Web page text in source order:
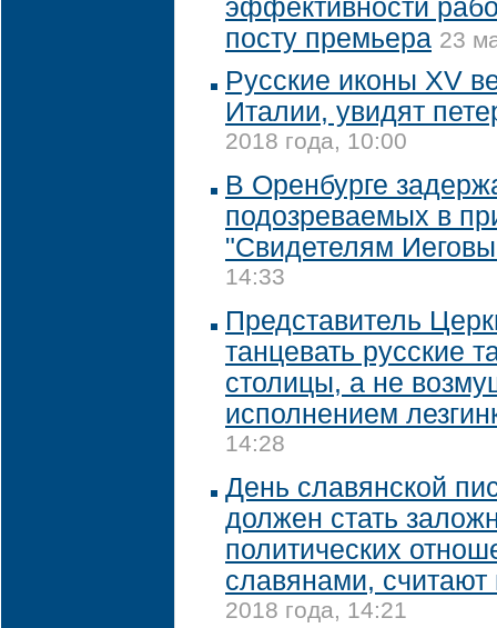
эффективности
посту премьера 23
Русские иконы XV
Италии, увидят
2018 года, 10:00
В Оренбурге
подозреваемых в
"Свидетелям
14:33
Представитель
танцевать русские
столицы, а не
исполнением
14:28
День славянской
должен стать
политических
славянами, считают
2018 года, 14:21